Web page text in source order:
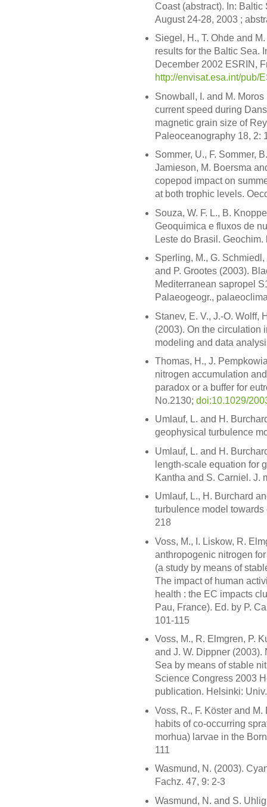
Coast (abstract). In:
August 24-28, 2003 ;
Siegel, H., T. Ohde and
results for the Baltic Sea.
December 2002 ESRIN,
http://envisat.esa.int/pub/
Snowball, I. and M.
current speed during
magnetic grain size of
Paleoceanography 18, 2:
Sommer, U., F. Sommer,
Jamieson, M. Boersma
copepod impact on
at both trophic levels.
Souza, W. F. L., B.
Geoquimica e fluxos de
Leste do Brasil.
Sperling, M., G.
and P. Grootes (2003).
Mediterranean sapropel
Palaeogeogr.,
Stanev, E. V., J.-O. Wolff,
(2003). On the circulation
modeling and data
Thomas, H., J.
nitrogen accumulation
paradox or a buffer for
No.2130; doi:10.1029/
Umlauf, L. and H.
geophysical turbulence
Umlauf, L. and H.
length-scale equation for
Kantha and S. Carniel. J.
Umlauf, L., H. Burchard
turbulence model
218
Voss, M., I. Liskow, R.
anthropogenic nitrogen
(a study by means of
The impact of human
health : the EC impacts
Pau, France). Ed. by P.
101-115
Voss, M., R. Elmgren, P.
and J. W. Dippner (2003).
Sea by means of stable
Science Congress 2003
publication. Helsinki:
Voss, R., F. Köster and
habits of co-occurring
morhua) larvae in the
111
Wasmund, N. (2003).
Fachz. 47, 9: 2-3
Wasmund, N. and S.